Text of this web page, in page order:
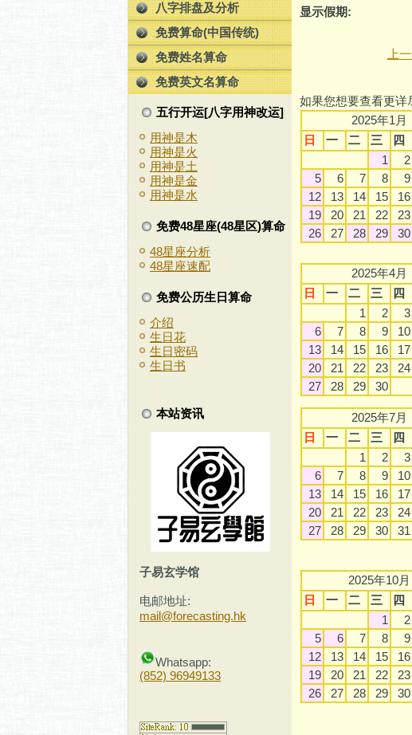
八字排盘及分析
免费算命(中国传统)
免费姓名算命
免费英文名算命
五行开运[八字用神改运]
用神是木
用神是火
用神是土
用神是金
用神是水
免费48星座(48星区)算命
48星座分析
48星座速配
免费公历生日算命
介绍
生日花
生日密码
生日书
本站资讯
子易玄学馆
电邮地址:
mail@forecasting.hk
Whatsapp:
(852) 96949133
显示假期:
上
如果您想要查看更详
2025年1月
日
一 二 三 四
1
2
5
6 7 8 9
12
13 14 15 16
19
20 21 22 23
26
27 28 29 30
2025年4月
日
一 二 三 四
1
2 3
6
7 8 9 10
13
14 15 16 17
20
21 22 23 24
27
28 29 30
2025年7月
日
一 二 三 四
1
2 3
6
7 8 9 10
13
14 15 16 17
20
21 22 23 24
27
28 29 30 31
2025年10月
日
一 二 三 四
1
2
5
6 7 8 9
12
13 14 15 16
19
20 21 22 23
26
27 28 29 30